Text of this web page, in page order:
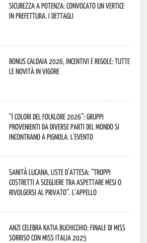
Sicurezza a Potenza: convocato un vertice
in Prefettura. I dettagli
Bonus caldaia 2026, incentivi e regole: tutte
le novità in vigore
“I Colori del Folklore 2026”: gruppi
provenienti da diverse parti del mondo si
incontrano a Pignola. L’evento
Sanità lucana, liste d’attesa: “Troppi
costretti a scegliere tra aspettare mesi o
rivolgersi al privato”. L’appello
Anzi celebra Katia Buchicchio: finale di Miss
Sorriso con Miss Italia 2025